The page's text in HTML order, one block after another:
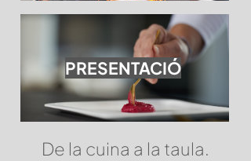
PRESENTACIÓ
De la cuina a la taula.